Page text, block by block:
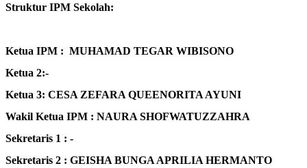
Struktur IPM Sekolah:
Ketua IPM : MUHAMAD TEGAR WIBISONO
Ketua 2:-
Ketua 3: CESA ZEFARA QUEENORITA AYUNI
Wakil Ketua IPM : NAURA SHOFWATUZZAHRA
Sekretaris 1 : -
Sekretaris 2 : GEISHA BUNGA APRILIA HERMANTO